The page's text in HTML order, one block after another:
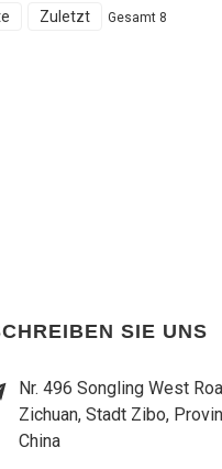
Zuletzt Gesamt 8
SIE UNS
Nr. 496 Songling West
Zichuan, Stadt Zibo,
China